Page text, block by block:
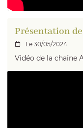
Présentation
 Le 30/05/2024
Vidéo de la chaîne